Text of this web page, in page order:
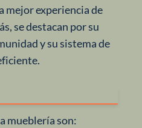
mejor experiencia de
se destacan por su
y su sistema de
mueblería son: